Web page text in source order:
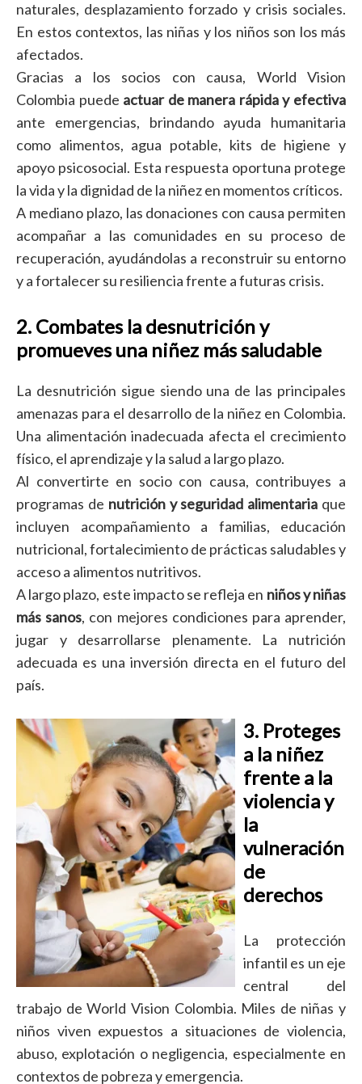
naturales, desplazamiento forzado y crisis sociales.
En estos contextos, las niñas y los niños son los más
afectados.
Gracias a los socios con causa, World Vision
Colombia puede actuar de manera rápida y efectiva
ante emergencias, brindando ayuda humanitaria
como alimentos, agua potable, kits de higiene y
apoyo psicosocial. Esta respuesta oportuna protege
la vida y la dignidad de la niñez en momentos críticos.
A mediano plazo, las donaciones con causa permiten
acompañar a las comunidades en su proceso de
recuperación, ayudándolas a reconstruir su entorno
y a fortalecer su resiliencia frente a futuras crisis.
2. Combates la desnutrición y
promueves una niñez más saludable
La desnutrición sigue siendo una de las principales
amenazas para el desarrollo de la niñez en Colombia.
Una alimentación inadecuada afecta el crecimiento
físico, el aprendizaje y la salud a largo plazo.
Al convertirte en socio con causa, contribuyes a
programas de nutrición y seguridad alimentaria que
incluyen acompañamiento a familias, educación
nutricional, fortalecimiento de prácticas saludables y
acceso a alimentos nutritivos.
A largo plazo, este impacto se refleja en niños y niñas
más sanos, con mejores condiciones para aprender,
jugar y desarrollarse plenamente. La nutrición
adecuada es una inversión directa en el futuro del
país.
3. Proteges
a la niñez
frente a la
violencia y
la
vulneración
de
derechos
La protección
infantil es un eje
central del
trabajo de World Vision Colombia. Miles de niñas y
niños viven expuestos a situaciones de violencia,
abuso, explotación o negligencia, especialmente en
contextos de pobreza y emergencia.